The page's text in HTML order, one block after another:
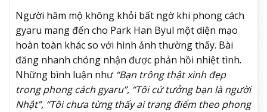
Người hâm mộ không khỏi bất ngờ khi phong cách
gyaru mang đến cho Park Han Byul một diện mạo
hoàn toàn khác so với hình ảnh thường thấy. Bài
đăng nhanh chóng nhận được phản hồi nhiệt tình.
Những bình luận như “Bạn trông thật xinh đẹp
trong phong cách gyaru”, “Tôi cứ tưởng bạn là người
Nhật”, “Tôi chưa từng thấy ai trang điểm theo phong